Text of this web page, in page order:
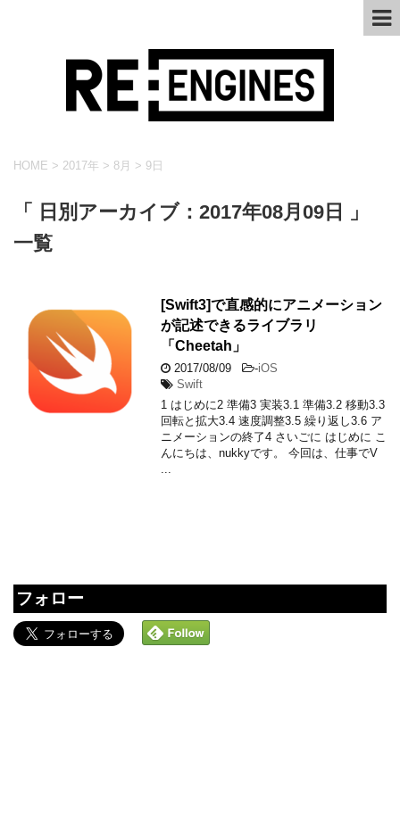
HOME > 2017年 > 8月 > 9日
「 日別アーカイブ：2017年08月09日 」
一覧
[Swift3]で直感的にアニメーション
が記述できるライブラリ
「Cheetah」
2017/08/09 -iOS
Swift
1 はじめに2 準備3 実装3.1 準備3.2 移動3.3
回転と拡大3.4 速度調整3.5 繰り返し3.6 ア
ニメーションの終了4 さいごに はじめに こ
んにちは、nukkyです。 今回は、仕事でV
フォロー